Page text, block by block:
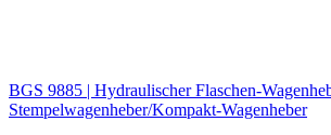
BGS 9885 | Hydraulischer Flaschen-
Stempelwagenheber/Kompakt-Wagenheber